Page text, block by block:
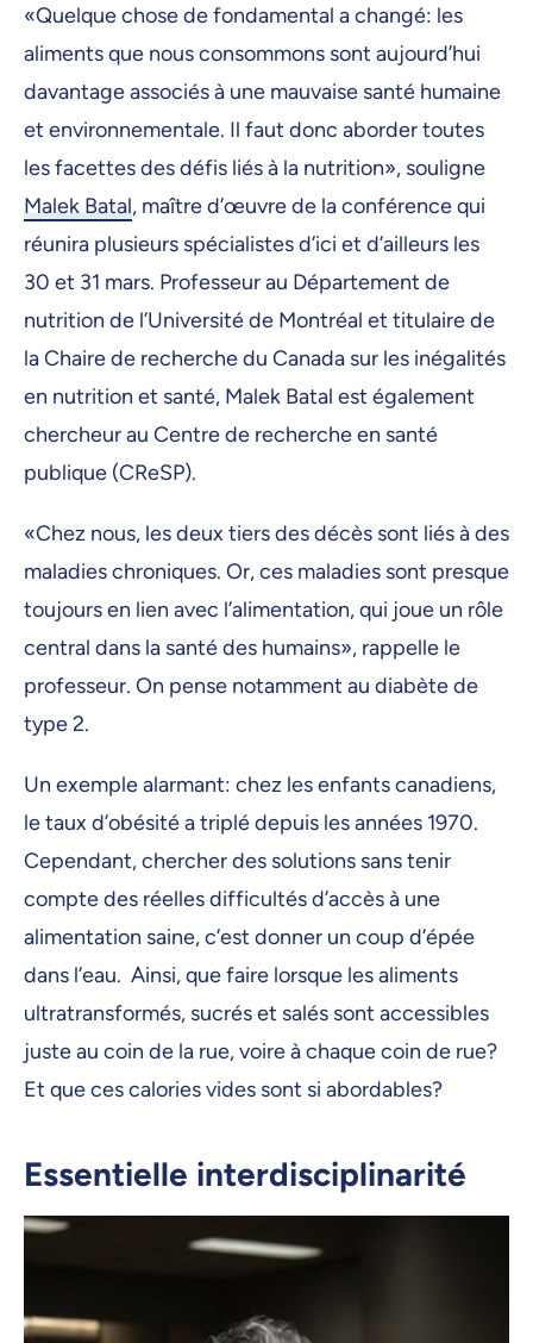
«Quelque chose de fondamental a changé: les
aliments que nous consommons sont aujourd’hui
davantage associés à une mauvaise santé humaine
et environnementale. Il faut donc aborder toutes
les facettes des défis liés à la nutrition», souligne
Malek Batal, maître d’œuvre de la conférence qui
réunira plusieurs spécialistes d’ici et d’ailleurs les
30 et 31 mars. Professeur au Département de
nutrition de l’Université de Montréal et titulaire de
la Chaire de recherche du Canada sur les inégalités
en nutrition et santé, Malek Batal est également
chercheur au Centre de recherche en santé
publique (CReSP).
«Chez nous, les deux tiers des décès sont liés à des
maladies chroniques. Or, ces maladies sont presque
toujours en lien avec l’alimentation, qui joue un rôle
central dans la santé des humains», rappelle le
professeur. On pense notamment au diabète de
type 2.
Un exemple alarmant: chez les enfants canadiens,
le taux d’obésité a triplé depuis les années 1970.
Cependant, chercher des solutions sans tenir
compte des réelles difficultés d’accès à une
alimentation saine, c’est donner un coup d’épée
dans l’eau. Ainsi, que faire lorsque les aliments
ultratransformés, sucrés et salés sont accessibles
juste au coin de la rue, voire à chaque coin de rue?
Et que ces calories vides sont si abordables?
Essentielle interdisciplinarité